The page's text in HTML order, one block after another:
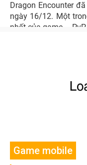
Dragon Encounter
ngày 16/12. Một
nhất của game –
Game mobile